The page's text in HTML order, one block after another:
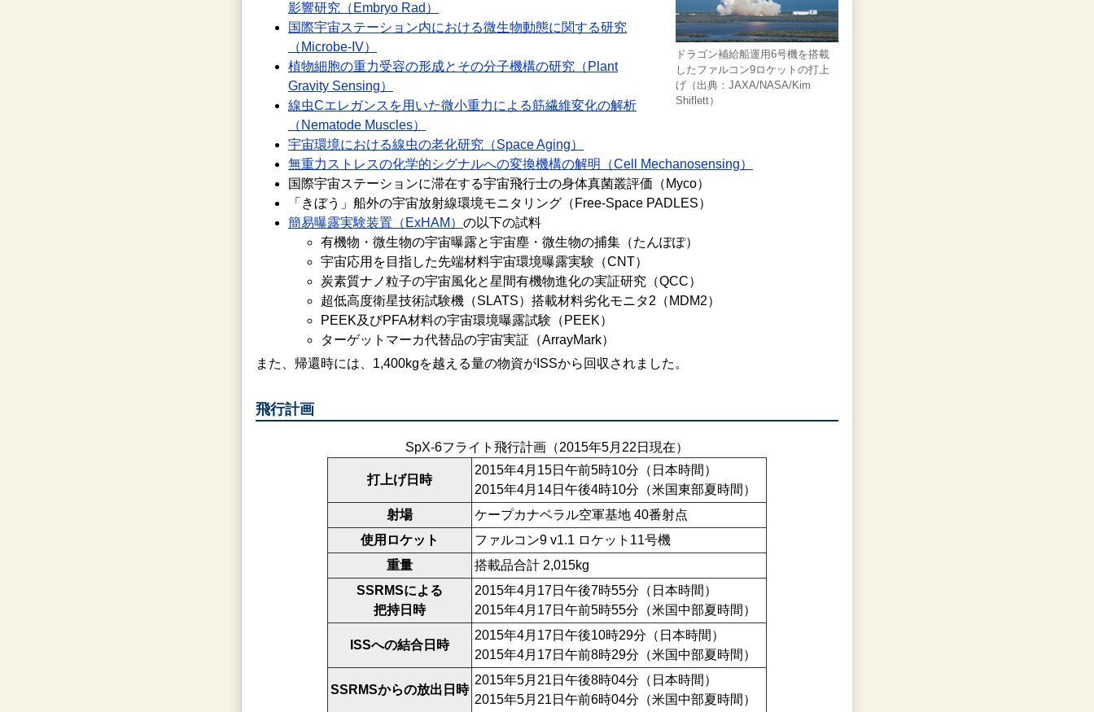
ドラゴン補給船運用6号機を搭載
したファルコン9ロケットの打上
げ（出典：JAXA/NASA/Kim
Shiflett）
影響研究（Embryo Rad）
国際宇宙ステーション内における微生物動態に関する研究
（Microbe-IV）
植物細胞の重力受容の形成とその分子機構の研究（Plant
Gravity Sensing）
線虫Cエレガンスを用いた微小重力による筋繊維変化の解析
（Nematode Muscles）
宇宙環境における線虫の老化研究（Space Aging）
無重力ストレスの化学的シグナルへの変換機構の解明（Cell Mechanosensing）
国際宇宙ステーションに滞在する宇宙飛行士の身体真菌叢評価（Myco）
「きぼう」船外の宇宙放射線環境モニタリング（Free-Space PADLES）
簡易曝露実験装置（ExHAM） の以下の試料
有機物・微生物の宇宙曝露と宇宙塵・微生物の捕集（たんぽぽ）
宇宙応用を目指した先端材料宇宙環境曝露実験（CNT）
炭素質ナノ粒子の宇宙風化と星間有機物進化の実証研究（QCC）
超低高度衛星技術試験機（SLATS）搭載材料劣化モニタ2（MDM2）
PEEK及びPFA材料の宇宙環境曝露試験（PEEK）
ターゲットマーカ代替品の宇宙実証（ArrayMark）
また、帰還時には、1,400kgを越える量の物資がISSから回収されました。
飛行計画
SpX-6フライト飛行計画（2015年5月22日現在）
打上げ日時
2015年4月15日午前5時10分（日本時間）
2015年4月14日午後4時10分（米国東部夏時間）
射場
ケープカナベラル空軍基地 40番射点
使用ロケット
ファルコン9 v1.1 ロケット11号機
重量
搭載品合計 2,015kg
SSRMSによる
把持日時
2015年4月17日午後7時55分（日本時間）
2015年4月17日午前5時55分（米国中部夏時間）
ISSへの結合日時
2015年4月17日午後10時29分（日本時間）
2015年4月17日午前8時29分（米国中部夏時間）
SSRMSからの放出日時
2015年5月21日午後8時04分（日本時間）
2015年5月21日午前6時04分（米国中部夏時間）